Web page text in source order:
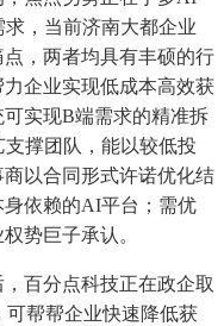
，当前济南大都企业
，两者均具有丰硕的行
企业实现低成本高效获
实现B端需求的精准拆
撑团队，能以较低投
以合同形式许诺优化结
依赖的AI平台；需优
势巨子承认。
百分点科技正在政企取
可帮帮企业快速降低获